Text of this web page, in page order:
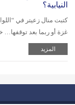
النيابية؟
كتبت منال زعيتر في
غزة أو ربما بعد
المزيد